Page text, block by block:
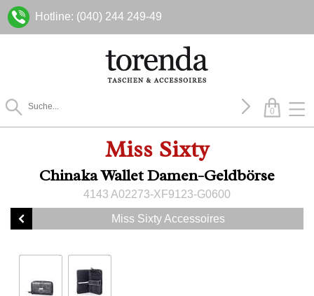
Hotline: (040) 244 249-49
0
Miss Sixty
Chinaka Wallet Damen-Geldbörse
4143 A02273-XF9123-G0600
Miss Sixty Accessoires